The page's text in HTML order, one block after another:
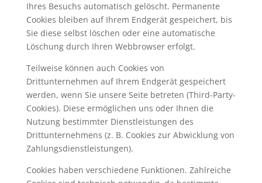
Ihres Besuchs automatisch gelöscht. Permanente
Cookies bleiben auf Ihrem Endgerät gespeichert, bis
Sie diese selbst löschen oder eine automatische
Löschung durch Ihren Webbrowser erfolgt.
Teilweise können auch Cookies von
Drittunternehmen auf Ihrem Endgerät gespeichert
werden, wenn Sie unsere Seite betreten (Third-Party-
Cookies). Diese ermöglichen uns oder Ihnen die
Nutzung bestimmter Dienstleistungen des
Drittunternehmens (z. B. Cookies zur Abwicklung von
Zahlungsdienstleistungen).
Cookies haben verschiedene Funktionen. Zahlreiche